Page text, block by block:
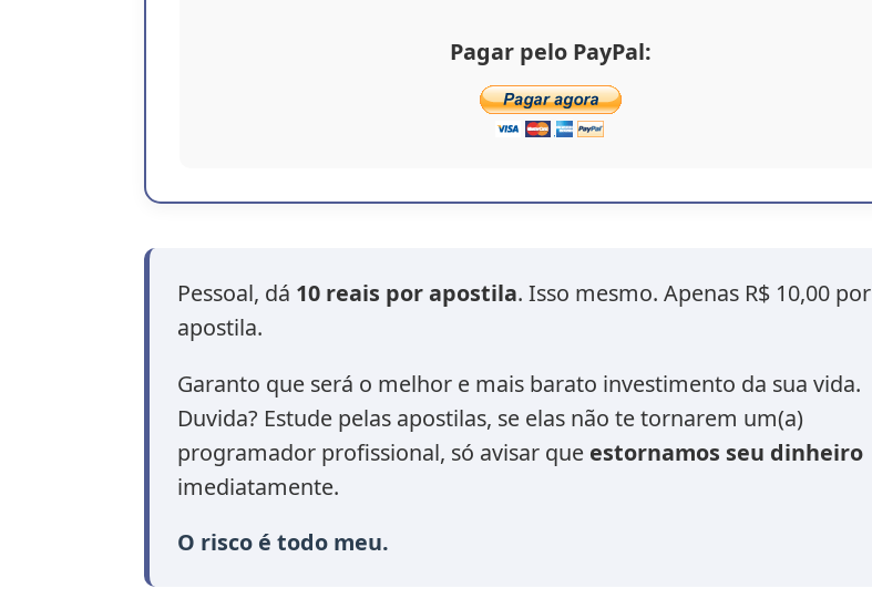
Pagar pelo PayPal:
Pessoal, dá 10 reais por apostila. Isso mesmo. Apenas R$ 10,00 por
apostila.
Garanto que será o melhor e mais barato investimento da sua vida.
Duvida? Estude pelas apostilas, se elas não te tornarem um(a)
programador profissional, só avisar que estornamos seu dinheiro
imediatamente.
O risco é todo meu.